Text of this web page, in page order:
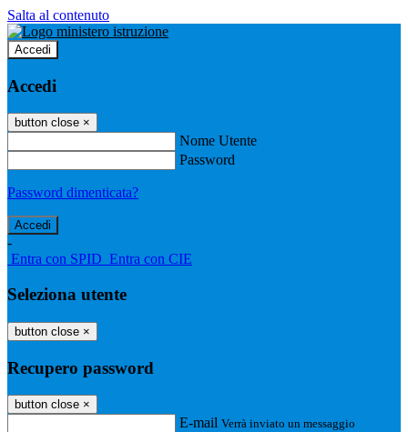
Salta al contenuto
Accedi
Accedi
button close ×
Nome Utente
Password
Password dimenticata?
-
Entra con SPID Entra con CIE
Seleziona utente
button close ×
Recupero password
button close ×
E-mail Verrà inviato un messaggio